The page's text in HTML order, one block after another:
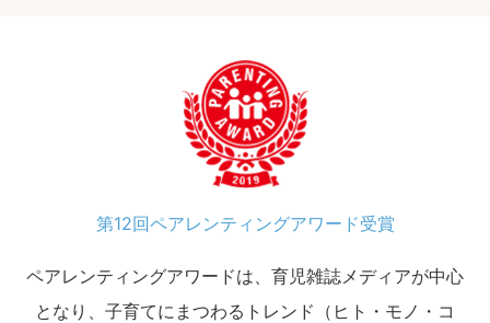
第12回ペアレンティングアワード受賞
ペアレンティングアワードは、育児雑誌メディアが中心
となり、子育てにまつわるトレンド（ヒト・モノ・コ